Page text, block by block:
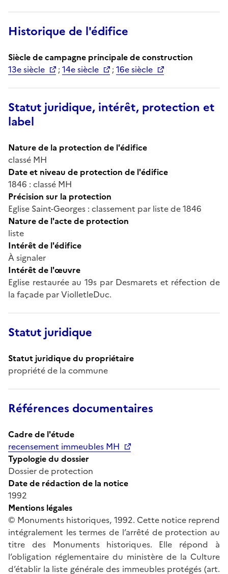
Historique de l'édifice
Siècle de campagne principale de construction
13e siècle
;14e siècle ;16e siècle
Statut juridique, intérêt, protection et
label
Nature de la protection de l'édifice
classé MH
Date et niveau de protection de l'édifice
1846 : classé MH
Précision sur la protection
Eglise Saint-Georges : classement par liste de 1846
Nature de l'acte de protection
liste
Intérêt de l'édifice
À signaler
Intérêt de l'œuvre
Eglise restaurée au 19s par Desmarets et réfection de
la façade par ViolletleDuc.
Statut juridique
Statut juridique du propriétaire
propriété de la commune
Références documentaires
Cadre de l'étude
recensement immeubles MH
Typologie du dossier
Dossier de protection
Date de rédaction de la notice
1992
Mentions légales
© Monuments historiques, 1992. Cette notice reprend
intégralement les termes de l’arrêté de protection au
titre des Monuments historiques. Elle répond à
l’obligation réglementaire du ministère de la Culture
d’établir la liste générale des immeubles protégés (art.